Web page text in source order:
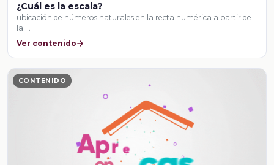
¿Cuál es la escala?
ubicación de números naturales en la recta numérica a partir de
la …
Ver contenido
CONTENIDO